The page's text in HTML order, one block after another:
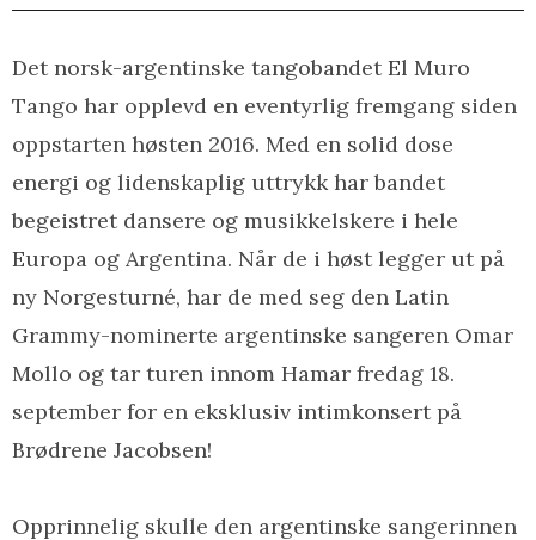
Det norsk-argentinske tangobandet El Muro
Tango har opplevd en eventyrlig fremgang siden
oppstarten høsten 2016. Med en solid dose
energi og lidenskaplig uttrykk har bandet
begeistret dansere og musikkelskere i hele
Europa og Argentina. Når de i høst legger ut på
ny Norgesturné, har de med seg den Latin
Grammy-nominerte argentinske sangeren Omar
Mollo og tar turen innom Hamar fredag 18.
september for en eksklusiv intimkonsert på
Brødrene Jacobsen!
Opprinnelig skulle den argentinske sangerinnen